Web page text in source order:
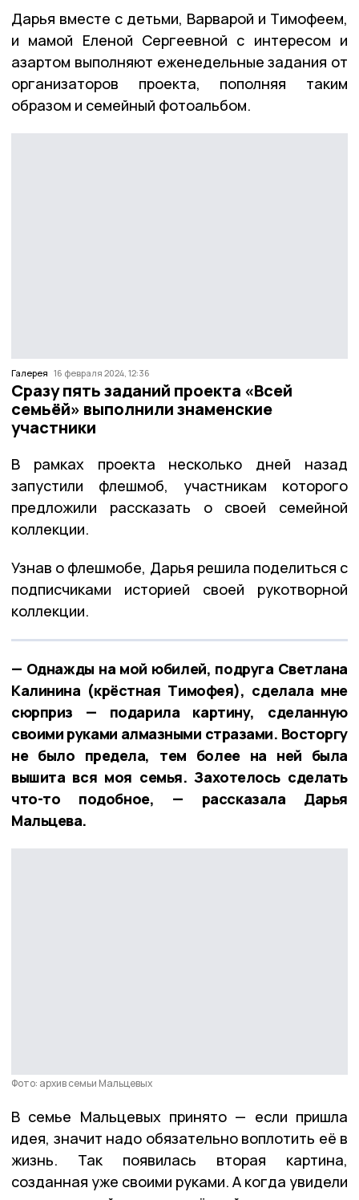
Дарья вместе с детьми, Варварой и Тимофеем,
и мамой Еленой Сергеевной с интересом и
азартом выполняют еженедельные задания от
организаторов проекта, пополняя таким
образом и семейный фотоальбом.
Галерея 16 февраля 2024, 12:36
Сразу пять заданий проекта «Всей
семьёй» выполнили знаменские
участники
В рамках проекта несколько дней назад
запустили флешмоб, участникам которого
предложили рассказать о своей семейной
коллекции.
Узнав о флешмобе, Дарья решила поделиться с
подписчиками историей своей рукотворной
коллекции.
— Однажды на мой юбилей, подруга Светлана
Калинина (крёстная Тимофея), сделала мне
сюрприз — подарила картину, сделанную
своими руками алмазными стразами. Восторгу
не было предела, тем более на ней была
вышита вся моя семья. Захотелось сделать
что-то подобное, — рассказала Дарья
Мальцева.
Фото: архив семьи Мальцевых
В семье Мальцевых принято — если пришла
идея, значит надо обязательно воплотить её в
жизнь. Так появилась вторая картина,
созданная уже своими руками. А когда увидели